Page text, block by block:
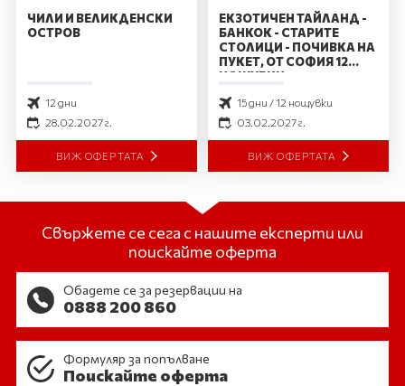
ЧИЛИ И ВЕЛИКДЕНСКИ
ОСТРОВ
12 дни
28.02.2027 г.
ВИЖ ОФЕРТАТА
ЕКЗОТИЧЕН ТАЙЛАНД -
БАНКОК - СТАРИТЕ
СТОЛИЦИ - ПОЧИВКА НА
ПУКЕТ, ОТ СОФИЯ 12
НОЩУВКИ
15 дни / 12 нощувки
03.02.2027 г.
ВИЖ ОФЕРТАТА
Свържете се сега с нашите експерти или
поискайте оферта
Обадете се за резервации на
0888 200 860
Формуляр за попълване
Поискайте оферта